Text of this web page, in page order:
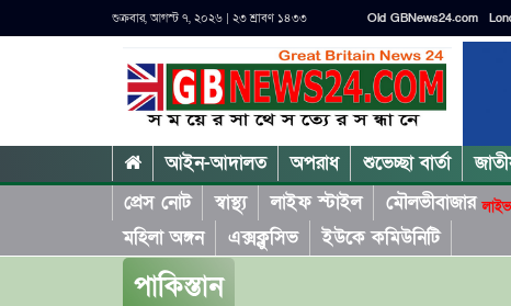
শুক্রবার, আগস্ট ৭, ২০২৬ | ২৩ শ্রাবণ ১৪৩৩ Old GBNews24.com
আইন-আদালত অপরাধ শুভেচ্ছা বার্তা
প্রেস নোট
স্বাস্থ্য লাইফ স্টাইল মৌলভীবাজারলাইভ
মহিলা অঙ্গন
এক্সক্লুসিভ ইউকে কমিউনিটি
পাকিস্তান